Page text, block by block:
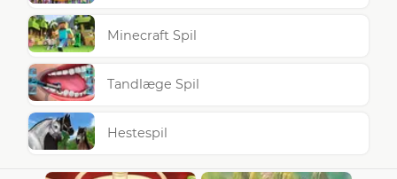
Minecraft Spil
Tandlæge Spil
Hestespil